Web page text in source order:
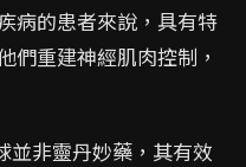
病的患者來說，具有特
們重建神經肌肉控制，
並非靈丹妙藥，其有效